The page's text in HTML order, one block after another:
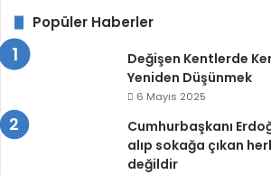
Popüler Haberler
Değişen Kentlerde
Yeniden Düşünmek
6 Mayıs 2025
Cumhurbaşkanı
alıp sokağa çıkan
değildir